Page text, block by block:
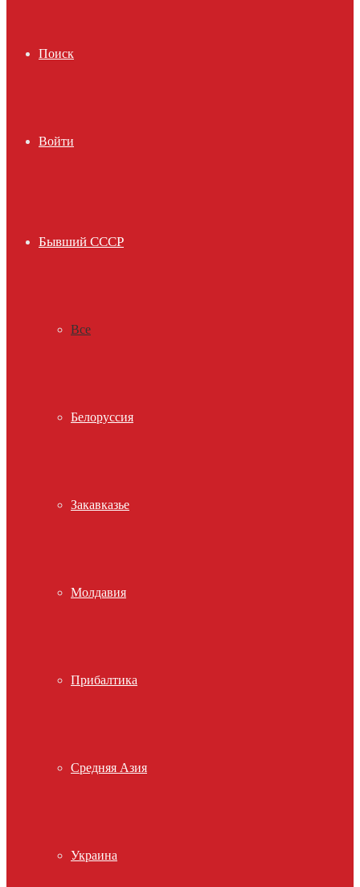
Поиск
Войти
Бывший СССР
Все
Белоруссия
Закавказье
Молдавия
Прибалтика
Средняя Азия
Украина